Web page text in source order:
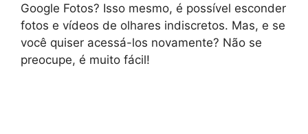
Google Fotos? Isso mesmo, é possível esconder
fotos e vídeos de olhares indiscretos. Mas, e se
você quiser acessá-los novamente? Não se
preocupe, é muito fácil!